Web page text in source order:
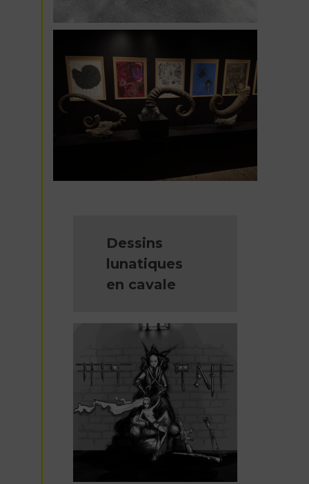
Dessins
lunatiques
en cavale